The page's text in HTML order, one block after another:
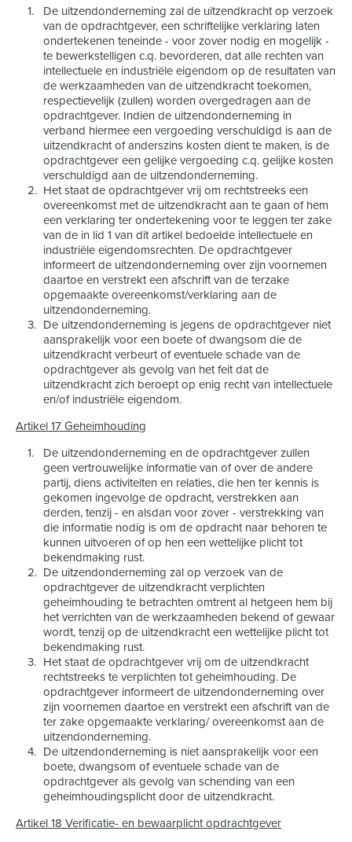
De uitzendonderneming zal de uitzendkracht op verzoek
van de opdrachtgever, een schriftelijke verklaring laten
ondertekenen teneinde - voor zover nodig en mogelijk -
te bewerkstelligen c.q. bevorderen, dat alle rechten van
intellectuele en industriële eigendom op de resultaten van
de werkzaamheden van de uitzendkracht toekomen,
respectievelijk (zullen) worden overgedragen aan de
opdrachtgever. Indien de uitzendonderneming in
verband hiermee een vergoeding verschuldigd is aan de
uitzendkracht of anderszins kosten dient te maken, is de
opdrachtgever een gelijke vergoeding c.q. gelijke kosten
verschuldigd aan de uitzendonderneming.
Het staat de opdrachtgever vrij om rechtstreeks een
overeenkomst met de uitzendkracht aan te gaan of hem
een verklaring ter ondertekening voor te leggen ter zake
van de in lid 1 van dit artikel bedoelde intellectuele en
industriële eigendomsrechten. De opdrachtgever
informeert de uitzendonderneming over zijn voornemen
daartoe en verstrekt een afschrift van de terzake
opgemaakte overeenkomst/verklaring aan de
uitzendonderneming.
De uitzendonderneming is jegens de opdrachtgever niet
aansprakelijk voor een boete of dwangsom die de
uitzendkracht verbeurt of eventuele schade van de
opdrachtgever als gevolg van het feit dat de
uitzendkracht zich beroept op enig recht van intellectuele
en/of industriële eigendom.
Artikel 17 Geheimhouding
De uitzendonderneming en de opdrachtgever zullen
geen vertrouwelijke informatie van of over de andere
partij, diens activiteiten en relaties, die hen ter kennis is
gekomen ingevolge de opdracht, verstrekken aan
derden, tenzij - en alsdan voor zover - verstrekking van
die informatie nodig is om de opdracht naar behoren te
kunnen uitvoeren of op hen een wettelijke plicht tot
bekendmaking rust.
De uitzendonderneming zal op verzoek van de
opdrachtgever de uitzendkracht verplichten
geheimhouding te betrachten omtrent al hetgeen hem bij
het verrichten van de werkzaamheden bekend of gewaar
wordt, tenzij op de uitzendkracht een wettelijke plicht tot
bekendmaking rust.
Het staat de opdrachtgever vrij om de uitzendkracht
rechtstreeks te verplichten tot geheimhouding. De
opdrachtgever informeert de uitzendonderneming over
zijn voornemen daartoe en verstrekt een afschrift van de
ter zake opgemaakte verklaring/ overeenkomst aan de
uitzendonderneming.
De uitzendonderneming is niet aansprakelijk voor een
boete, dwangsom of eventuele schade van de
opdrachtgever als gevolg van schending van een
geheimhoudingsplicht door de uitzendkracht.
Artikel 18 Verificatie- en bewaarplicht opdrachtgever